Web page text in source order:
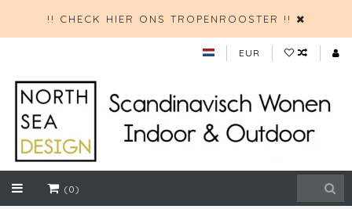
!! CHECK HIER ONS TROPENROOSTER !!
EUR
(0)